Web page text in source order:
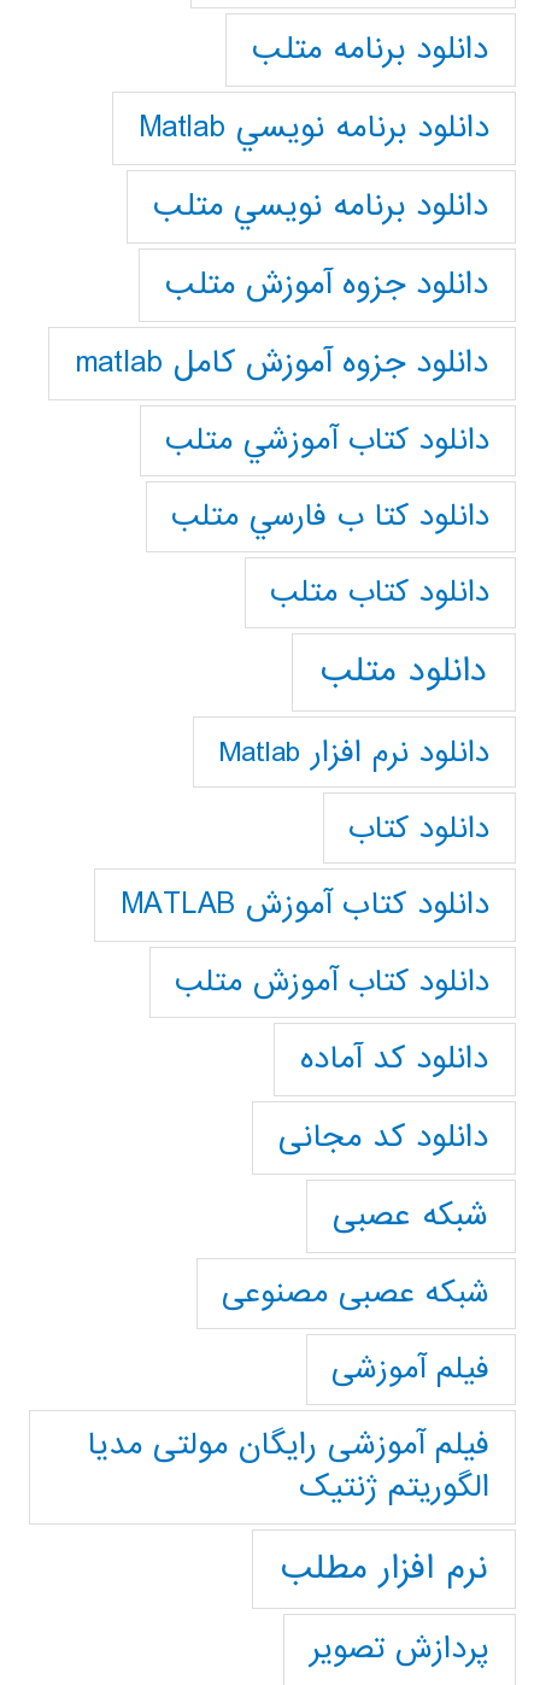
دانلود برنامه متلب
دانلود برنامه نويسي Matlab
دانلود برنامه نويسي متلب
دانلود جزوه آموزش متلب
دانلود جزوه آموزش کامل matlab
دانلود كتاب آموزشي متلب
دانلود كتا ب فارسي متلب
دانلود كتاب متلب
دانلود متلب
دانلود نرم افزار Matlab
دانلود کتاب
دانلود کتاب آموزش MATLAB
دانلود کتاب آموزش متلب
دانلود کد آماده
دانلود کد مجانی
شبکه عصبی
شبکه عصبی مصنوعی
فیلم آموزشی
فیلم آموزشی رایگان مولتی مدیا
الگوریتم ژنتیک
نرم افزار مطلب
پردازش تصویر